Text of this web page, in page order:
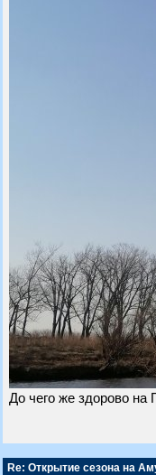
До чего же здорово на
Re: Открытие сезона на